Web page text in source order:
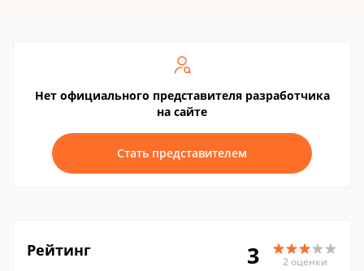
Нет официального представителя разработчика
на сайте
Стать представителем
Рейтинг 3 2 оценки